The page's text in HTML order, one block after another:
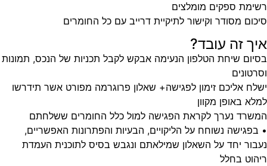
רשימת ספקים מומלצים
סיכום מסודר וקישור לתיקיית דרייב עם כל החומרים
איך זה עובד?
בסיום שיחת הטלפון הנעימה אבקש לקבל תכניות של הנכס, תמונות
וסרטונים
ישלח אליכם זימון לפגישה+ שאלון פרוגרמה מפורט אשר תידרשו
למלא באופן מקוון
המשרד נערך לקראת הפגישה למול כלל החומרים ששלחתם
• בפגישה נשוחח על הליקויים, הבעיות והפתרונות האפשריים,
נעבור יחד על השאלון שמילאתם ונגבש בסיס לתוכנית העמדת
ריהוט בחלל